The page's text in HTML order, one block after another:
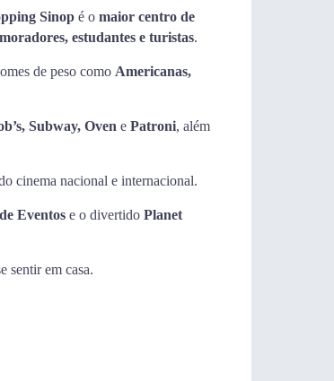
Sinop é o maior centro de
moradores, estudantes e turistas.
de peso como Americanas,
Subway, Oven e Patroni, além
cinema nacional e internacional.
Eventos e o divertido Planet
sentir em casa.